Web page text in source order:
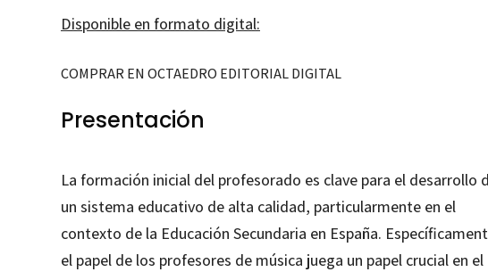
Disponible en formato digital:
COMPRAR EN OCTAEDRO EDITORIAL DIGITAL
Presentación
La formación inicial del profesorado es clave para el desarrollo
un sistema educativo de alta calidad, particularmente en el
contexto de la Educación Secundaria en España.
el papel de los profesores de música juega un papel crucial en el